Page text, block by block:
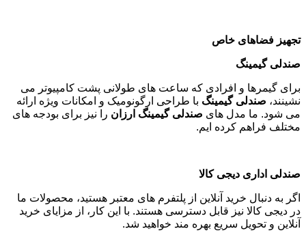
تجهیز فضاهای خاص
صندلی گیمینگ
برای گیمرها و افرادی که ساعت های طولانی پشت کامپیوتر می
نشینند، صندلی گیمینگ با طراحی ارگونومیک و امکانات ویژه ارائه
می شود. ما مدل های صندلی گیمینگ ارزان را نیز برای بودجه های
مختلف فراهم کرده ایم.
صندلی اداری دیجی کالا
اگر به دنبال خرید آنلاین از پلتفرم های معتبر هستید، محصولات ما
در دیجی کالا نیز قابل دسترسی هستند. با این کار، از مزایای خرید
آنلاین و تحویل سریع بهره مند خواهید شد.